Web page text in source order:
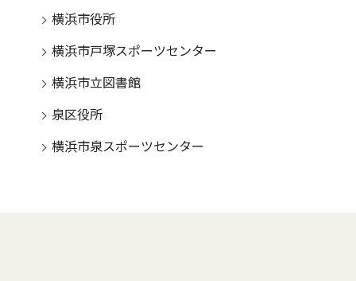
横浜市役所
横浜市戸塚スポーツセンター
横浜市立図書館
泉区役所
横浜市泉スポーツセンター